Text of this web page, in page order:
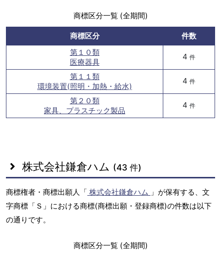
商標区分一覧 (全期間)
商標区分
件数
第１０類
医療器具
4 件
第１１類
環境装置(照明・加熱・給水)
4 件
第２０類
家具、プラスチック製品
4 件
株式会社鎌倉ハム (43 件)
商標権者・商標出願人「 株式会社鎌倉ハム 」が保有する、文
字商標「Ｓ」における商標(商標出願・登録商標)の件数は以下
の通りです。
商標区分一覧 (全期間)